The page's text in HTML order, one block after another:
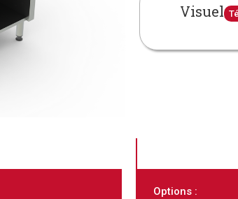
Visuel
Options :